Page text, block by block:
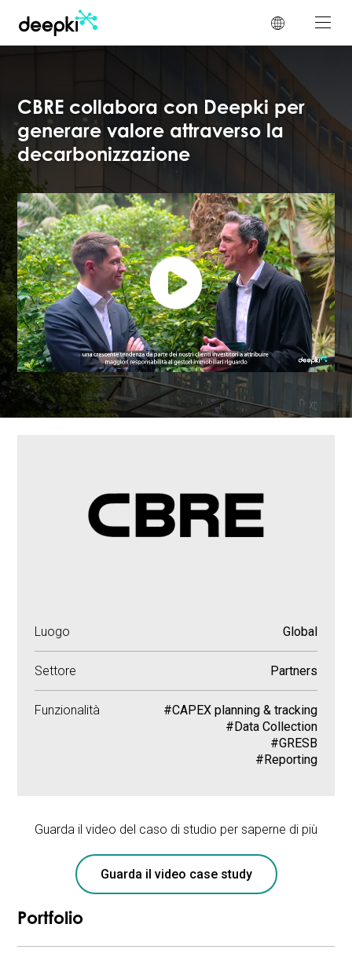
CBRE collabora con Deepki per
generare valore attraverso la
decarbonizzazione
Luogo Global
Settore Partners
Funzionalità
#CAPEX planning & tracking
#Data Collection
#GRESB
#Reporting
Guarda il video del caso di studio per saperne di più
Guarda il video case study
Portfolio
Pannello di gestione dei cookies